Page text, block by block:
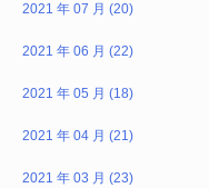
2021 年 07 月 (20)
2021 年 06 月 (22)
2021 年 05 月 (18)
2021 年 04 月 (21)
2021 年 03 月 (23)